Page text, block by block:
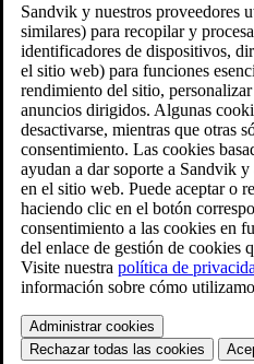
Sandvik y nuestros proveedores
similares) para recopilar y
identificadores de dispositivos,
el sitio web) para funciones
rendimiento del sitio,
anuncios dirigidos. Algunas
desactivarse, mientras que otras
consentimiento. Las cookies
ayudan a dar soporte a Sandvik
en el sitio web. Puede aceptar o
haciendo clic en el botón
consentimiento a las cookies en
del enlace de gestión de cookies
Visite nuestra política de
información sobre cómo
Administrar cookies
Rechazar todas las cookies